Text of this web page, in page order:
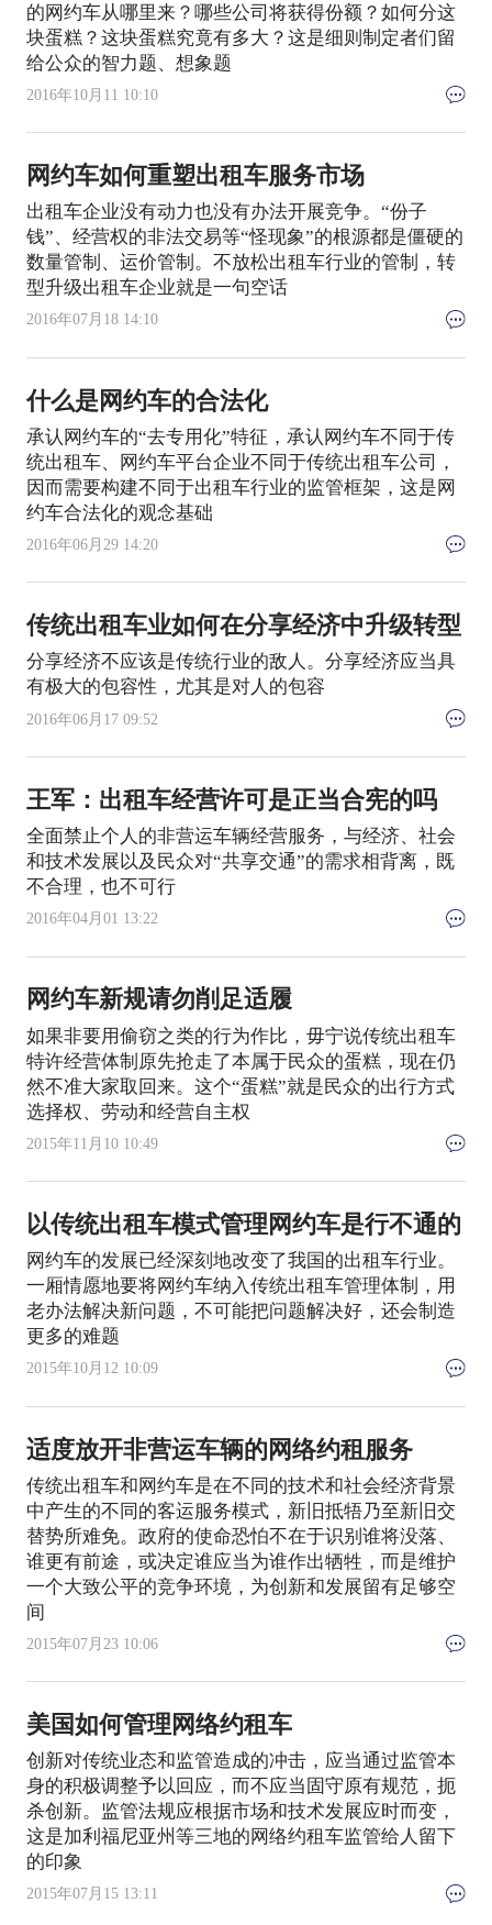
的网约车从哪里来？哪些公司将获得份额？如何分这
块蛋糕？这块蛋糕究竟有多大？这是细则制定者们留
给公众的智力题、想象题
2016年10月11 10:10
网约车如何重塑出租车服务市场
出租车企业没有动力也没有办法开展竞争。“份子
钱”、经营权的非法交易等“怪现象”的根源都是僵硬的
数量管制、运价管制。不放松出租车行业的管制，转
型升级出租车企业就是一句空话
2016年07月18 14:10
什么是网约车的合法化
承认网约车的“去专用化”特征，承认网约车不同于传
统出租车、网约车平台企业不同于传统出租车公司，
因而需要构建不同于出租车行业的监管框架，这是网
约车合法化的观念基础
2016年06月29 14:20
传统出租车业如何在分享经济中升级转型
分享经济不应该是传统行业的敌人。分享经济应当具
有极大的包容性，尤其是对人的包容
2016年06月17 09:52
王军：出租车经营许可是正当合宪的吗
全面禁止个人的非营运车辆经营服务，与经济、社会
和技术发展以及民众对“共享交通”的需求相背离，既
不合理，也不可行
2016年04月01 13:22
网约车新规请勿削足适履
如果非要用偷窃之类的行为作比，毋宁说传统出租车
特许经营体制原先抢走了本属于民众的蛋糕，现在仍
然不准大家取回来。这个“蛋糕”就是民众的出行方式
选择权、劳动和经营自主权
2015年11月10 10:49
以传统出租车模式管理网约车是行不通的
网约车的发展已经深刻地改变了我国的出租车行业。
一厢情愿地要将网约车纳入传统出租车管理体制，用
老办法解决新问题，不可能把问题解决好，还会制造
更多的难题
2015年10月12 10:09
适度放开非营运车辆的网络约租服务
传统出租车和网约车是在不同的技术和社会经济背景
中产生的不同的客运服务模式，新旧抵牾乃至新旧交
替势所难免。政府的使命恐怕不在于识别谁将没落、
谁更有前途，或决定谁应当为谁作出牺牲，而是维护
一个大致公平的竞争环境，为创新和发展留有足够空
间
2015年07月23 10:06
美国如何管理网络约租车
创新对传统业态和监管造成的冲击，应当通过监管本
身的积极调整予以回应，而不应当固守原有规范，扼
杀创新。监管法规应根据市场和技术发展应时而变，
这是加利福尼亚州等三地的网络约租车监管给人留下
的印象
2015年07月15 13:11